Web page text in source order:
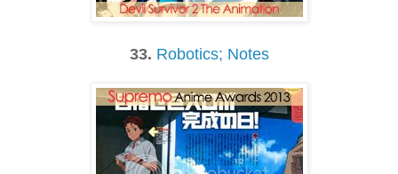
33. Robotics; Notes